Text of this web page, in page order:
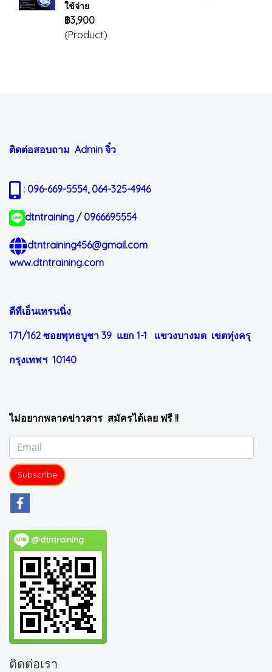
ใช้จ่าย
฿3,900
(Product)
ติดต่อสอบถาม Admin จิ๋ว
: 096-669-5554, 064-325-4946
dtntraining / 0966695554
dtntraining456@gmail.com
www.dtntraining.com
ดีทีเอ็นเทรนนิ่ง
171/162 ซอยพุทธบูชา 39 แยก 1-1 แขวงบางมด เขตทุ่งครุ
กรุงเทพฯ 10140
ไม่อยากพลาดข่าวสาร สมัครได้เลย ฟรี !!
Subscribe
@dtntraining
ติดต่อเรา